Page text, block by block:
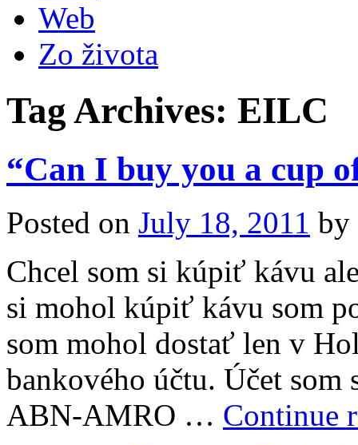
Web
Zo života
Tag Archives: EILC
“Can I buy you a cup
Posted on July 18, 2011 by
Chcel som si kúpiť kávu
si mohol kúpiť kávu som
som mohol dostať len v
bankového účtu. Účet
ABN-AMRO … Continue